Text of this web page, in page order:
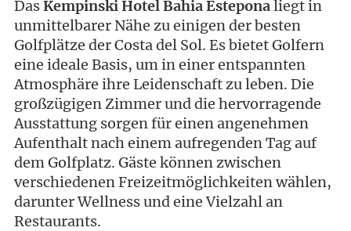
DasKempinski Hotel Bahia Esteponaliegt in
unmittelbarer Nähe zu einigen der besten
Golfplätze der Costa del Sol. Es bietet Golfern
eine ideale Basis, um in einer entspannten
Atmosphäre ihre Leidenschaft zu leben. Die
großzügigen Zimmer und die hervorragende
Ausstattung sorgen für einen angenehmen
Aufenthalt nach einem aufregenden Tag auf
dem Golfplatz. Gäste können zwischen
verschiedenen Freizeitmöglichkeiten wählen,
darunter Wellness und eine Vielzahl an
Restaurants.